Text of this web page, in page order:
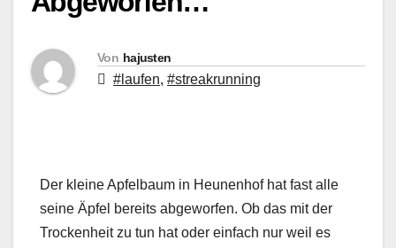
Von hajusten
#laufen, #streakrunning
Der kleine Apfelbaum in Heunenhof hat fast alle
seine Äpfel bereits abgeworfen. Ob das mit der
Trockenheit zu tun hat oder einfach nur weil es